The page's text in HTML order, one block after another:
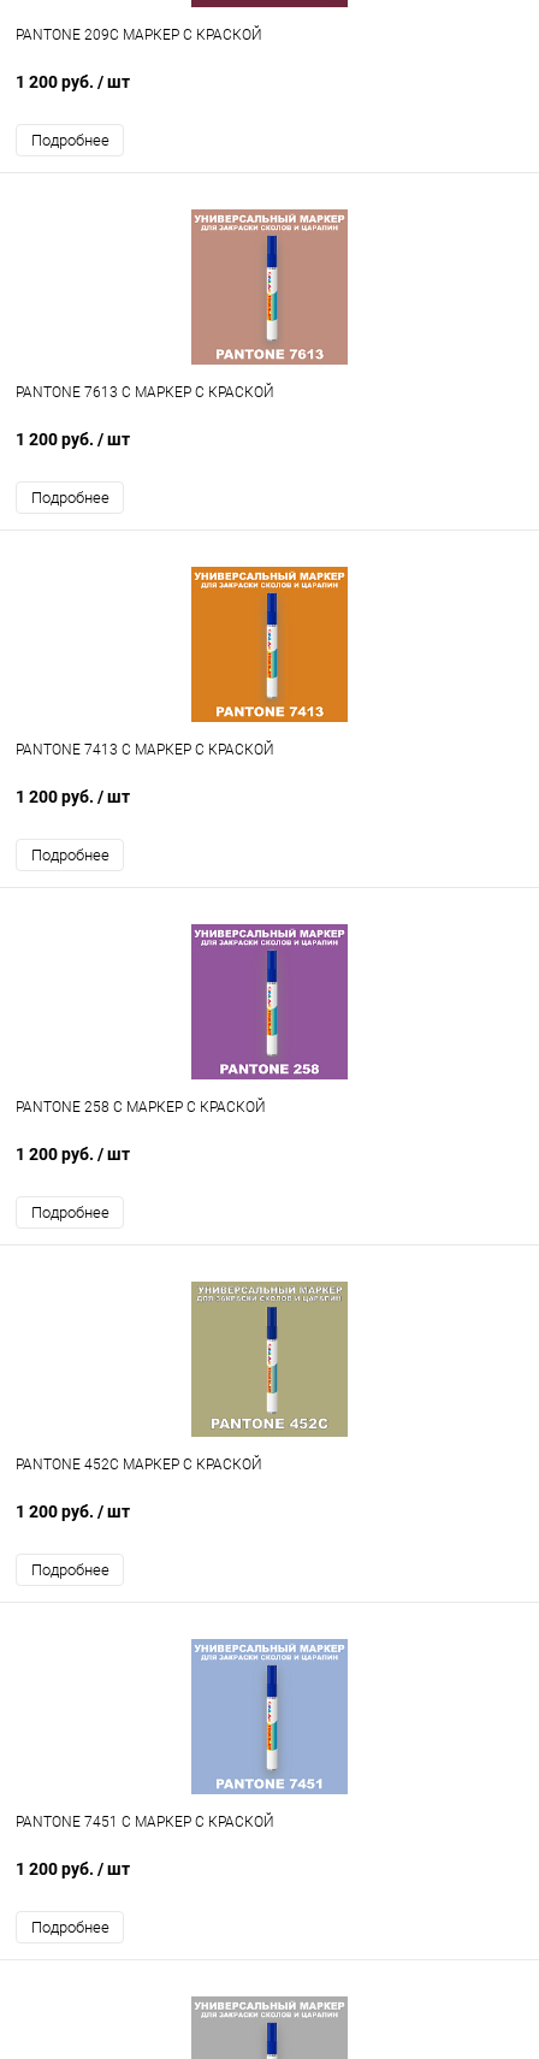
PANTONE 209C МАРКЕР С КРАСКОЙ
1 200 руб. / шт
Подробнее
PANTONE 7613 C МАРКЕР С КРАСКОЙ
1 200 руб. / шт
Подробнее
PANTONE 7413 C МАРКЕР С КРАСКОЙ
1 200 руб. / шт
Подробнее
PANTONE 258 C МАРКЕР С КРАСКОЙ
1 200 руб. / шт
Подробнее
PANTONE 452C МАРКЕР С КРАСКОЙ
1 200 руб. / шт
Подробнее
PANTONE 7451 C МАРКЕР С КРАСКОЙ
1 200 руб. / шт
Подробнее